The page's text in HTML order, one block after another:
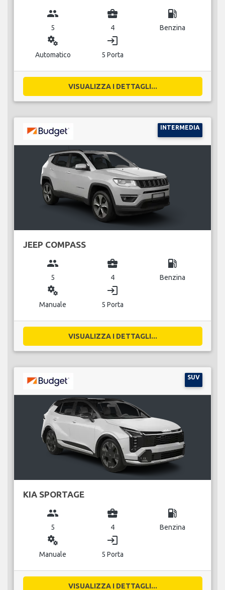
group
5
business_center
4
local_gas_station
Benzina
miscellaneous_services
Automatico
login
5 Porta
VISUALIZZA I DETTAGLI...
INTERMEDIA
JEEP COMPASS
group
5
business_center
4
local_gas_station
Benzina
miscellaneous_services
Manuale
login
5 Porta
VISUALIZZA I DETTAGLI...
SUV
KIA SPORTAGE
group
5
business_center
4
local_gas_station
Benzina
miscellaneous_services
Manuale
login
5 Porta
VISUALIZZA I DETTAGLI...